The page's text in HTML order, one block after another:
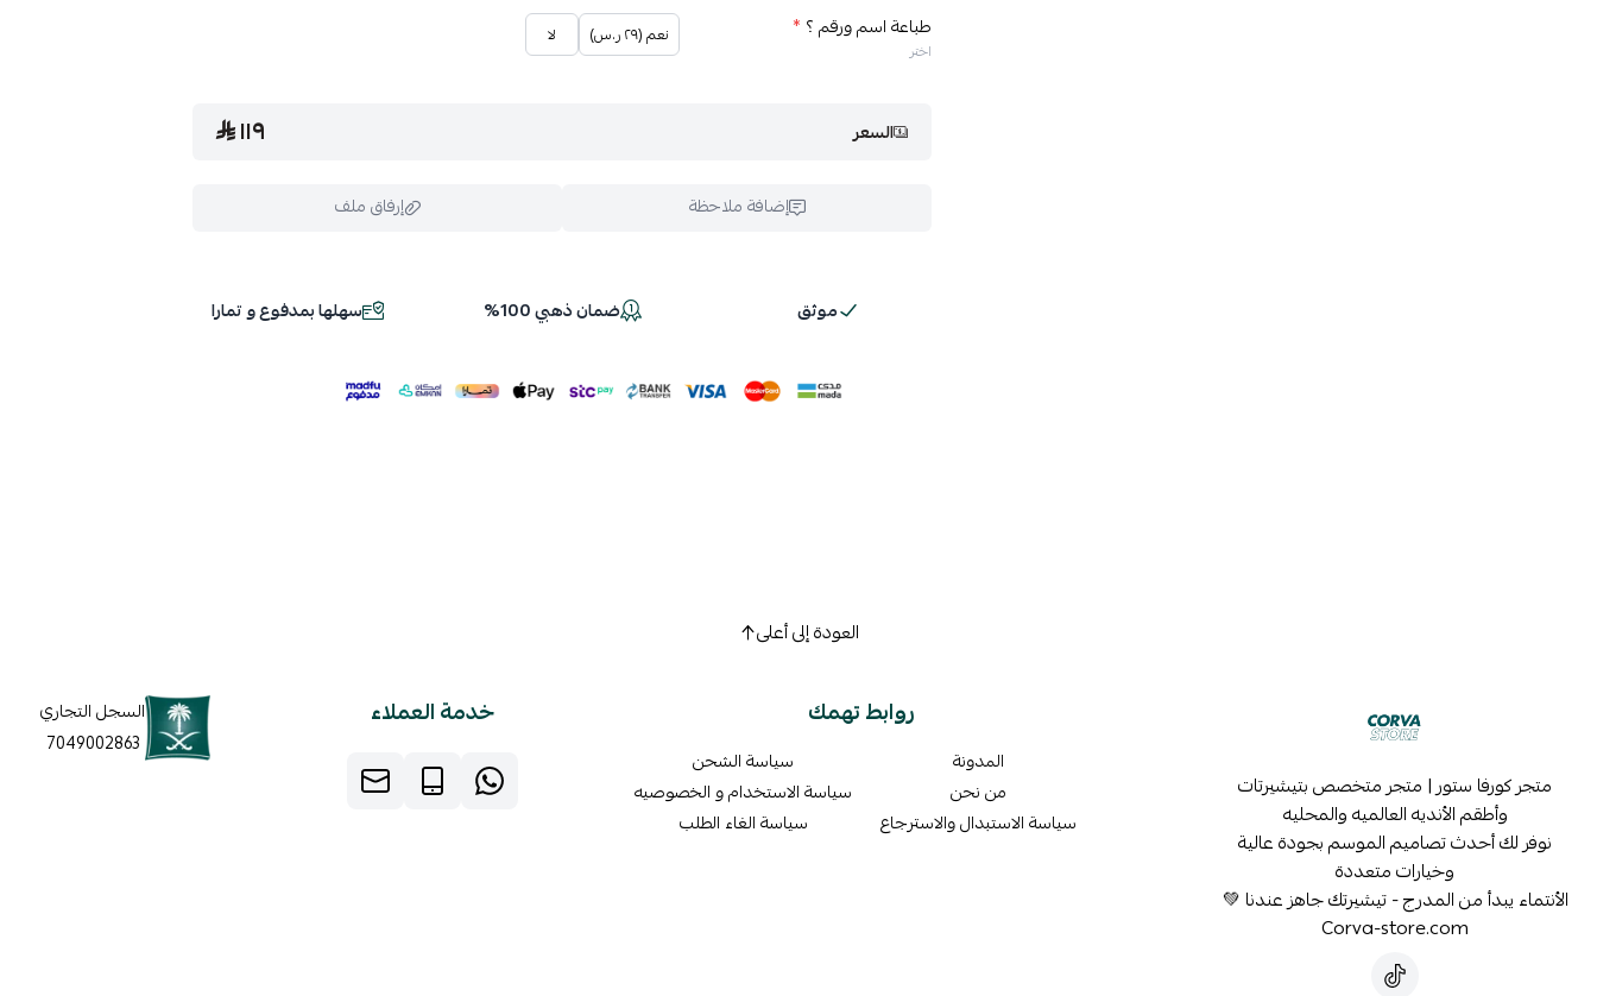
طباعة اسم ورقم ؟ *
اختر
نعم (٢٩ ر.س) لا
السعر ١١٩
إضافة ملاحظة إرفاق ملف
اسحب و افلت الملف هنا
موثق ضمان ذهبي 100% سهلها بمدفوع و تمارا
العودة إلى أعلى
متجر كورفا ستور | متجر متخصص بتيشيرتات
وأطقم الأنديه العالميه والمحليه
نوفر لك أحدث تصاميم الموسم بجودة عالية
وخيارات متعددة
الأنتماء يبدأ من المدرج - تيشيرتك جاهز عندنا 💚
Corva-store.com
روابط تهمك
المدونة
من نحن
سياسة الاستبدال والاسترجاع
سياسة الشحن
سياسة الاستخدام و الخصوصيه
سياسة الغاء الطلب
خدمة العملاء
السجل التجاري
7049002863